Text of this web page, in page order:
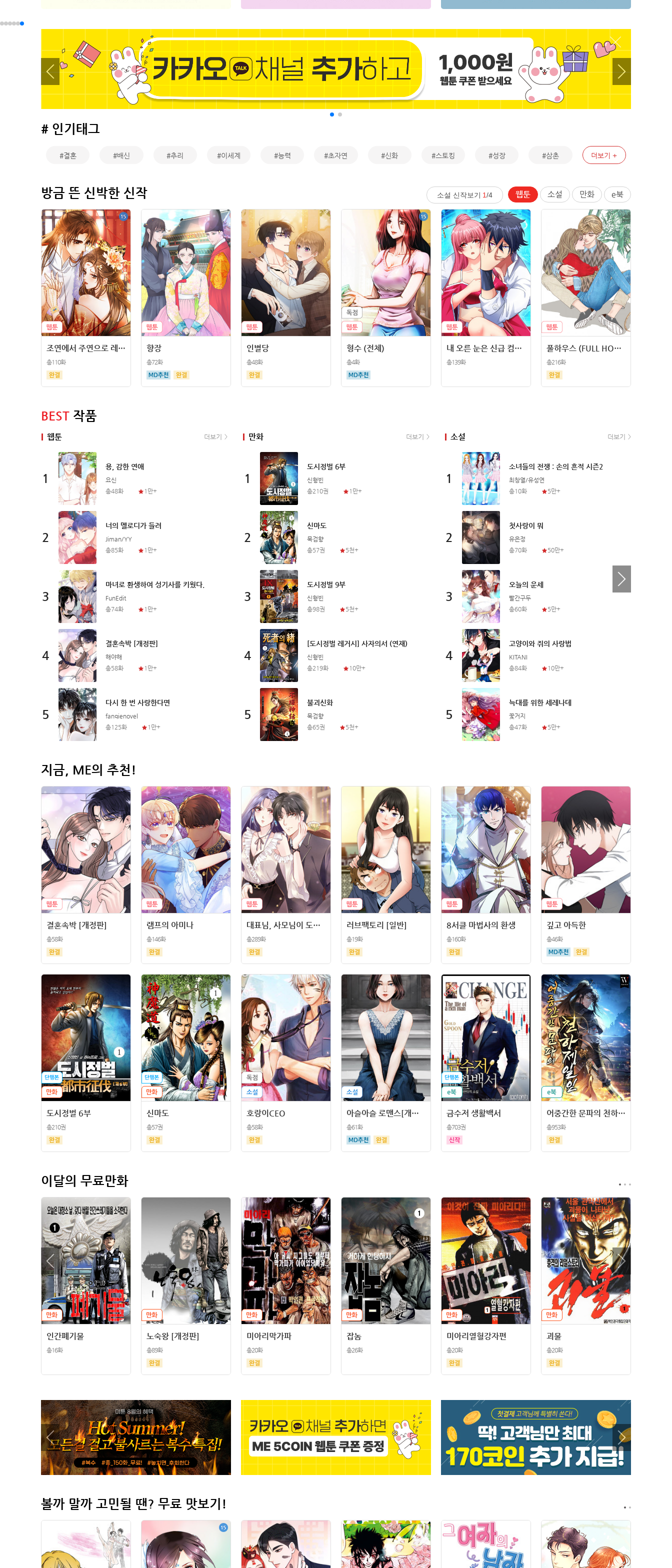
# 인기태그
#결혼 #배신 #추리 #이세계 #능력 #초자연 #신화 #스토킹 #성장 #삼촌 더보기
방금 뜬 신박한 신작 소설 신작보기 1/4 웹툰 소설 만화 e북
조연에서 주연으로 레벨업
총110화
향장
총72화
인별당
총48화
형수 (전체)
총4화
내 오른 눈은 신급 컴퓨터
총139화
풀하우스 (FULL HOUSE)
총216화
BEST 작품
웹툰 더보기
1
용, 감한 연애
요신
총48화
1만+
2
너의 멜로디가 들려
Jiman/YY
총85화
1만+
3
마녀로 환생하여 성기사를 키웠다.
FunEdit
총74화
1만+
4
결혼속박 [개정판]
해야해
총58화
1만+
5
다시 한 번 사랑한다면
fanqienovel
총125화
1만+
만화 더보기
1
도시정벌 6부
신형빈
총210권
1만+
2
신마도
묵검향
총57권
5천+
3
도시정벌 9부
신형빈
총98권
5천+
4
[도시정벌 레거시] 사자의서 (연재)
신형빈
총219화
10만+
5
불괴신화
묵검향
총65권
5천+
소설 더보기
1
소녀들의 전쟁 : 손의 흔적 시즌2
최창열/유성연
총10화
5만+
2
첫사랑이 뭐
유은정
총70화
50만+
3
오늘의 운세
빨간구두
총60화
5만+
4
고양이와 쥐의 사랑법
KITANI
총84화
10만+
5
늑대를 위한 세레나데
꽃거지
총47화
5만+
지금, ME의 추천!
결혼속박 [개정판]
총58화
램프의 아미나
총146화
대표님, 사모님이 도망가요
총289화
러브팩토리 [일반]
총19화
8서클 마법사의 환생
총160화
깊고 아득한
총46화
도시정벌 6부
총210권
신마도
총57권
호랑이CEO
총58화
아슬아슬 로맨스[개정판]
총61화
금수저 생활백서
총703권
어중간한 문파의 천하제일인
총953화
이달의 무료만화
인간폐기물
총16화
노숙왕 [개정판]
총89화
미아리막가파
총20화
잡놈
총26화
미아리열혈강자편
총20화
괴물
총20화
볼까 말까 고민될 땐? 무료 맛보기!